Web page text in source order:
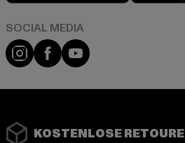
Instagram
FacebookYouTube
KOSTENLOSE RETOURE